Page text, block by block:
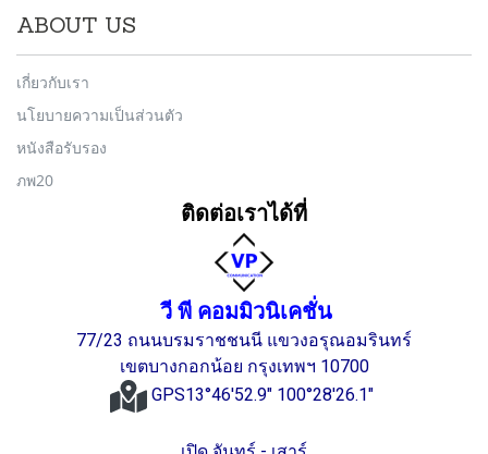
ABOUT US
เกี่ยวกับเรา
นโยบายความเป็นส่วนตัว
หนังสือรับรอง
ภพ20
ติดต่อเราได้ที่
วี พี คอมมิวนิเคชั่น
77/23 ถนนบรมราชชนนี แขวงอรุณอมรินทร์
เขตบางกอกน้อย กรุงเทพฯ 10700
GPS13°46'52.9" 100°28'26.1"